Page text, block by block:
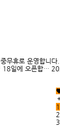
무휴로 운영합니다.
18일에 오픈합…
1
2
3